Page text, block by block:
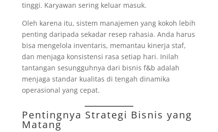
tinggi. Karyawan sering keluar masuk.
Oleh karena itu, sistem manajemen yang kokoh lebih
penting daripada sekadar resep rahasia. Anda harus
bisa mengelola inventaris, memantau kinerja staf,
dan menjaga konsistensi rasa setiap hari. Inilah
tantangan sesungguhnya dari bisnis f&b adalah
menjaga standar kualitas di tengah dinamika
operasional yang cepat.
Pentingnya Strategi Bisnis yang
Matang